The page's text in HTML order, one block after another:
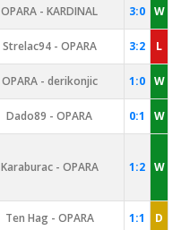
OPARA - KARDINAL 3:0 W
Strelac94 - OPARA 3:2 L
OPARA - derikonjic 1:0 W
Dado89 - OPARA 0:1 W
Karaburac - OPARA 1:2 W
Ten Hag - OPARA 1:1 D